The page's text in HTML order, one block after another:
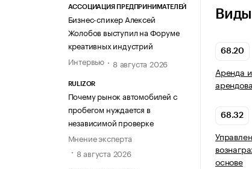
АССОЦИАЦИЯ ПРЕДПРИНИМАТЕЛЕЙ
Бизнес-спикер Алексей
Жолобов выступил на Форуме
креативных индустрий
Интервью
8 августа 2026
RULIZOR
Почему рынок автомобилей с
пробегом нуждается в
независимой проверке
Мнение эксперта
8 августа 2026
68.20
Аренда
68.32
основе